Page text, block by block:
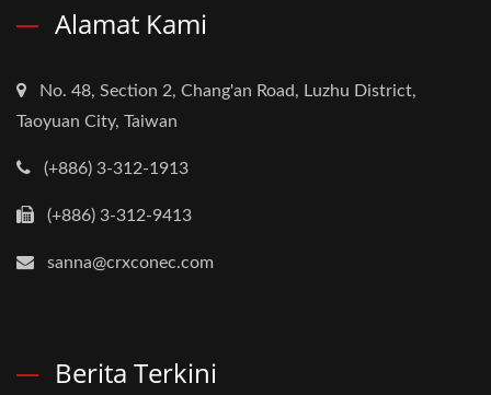
Alamat Kami
No. 48, Section 2, Chang'an Road, Luzhu District,
Taoyuan City, Taiwan
(+886) 3-312-1913
(+886) 3-312-9413
sanna@crxconec.com
Berita Terkini